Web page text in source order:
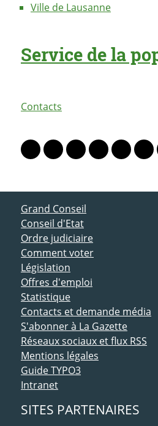
Ville de Lausanne
Service de la
Contacts
Lien vers le profil Mastodon
Lien vers le profil
Lien vers le profil
Lien vers le
Lien
ACCÈS DIRECT
Grand Conseil
Conseil d'Etat
Ordre judiciaire
Comment voter
Législation
Offres d'emploi
Statistique
Contacts et demande média
S'abonner à La Gazette
Réseaux sociaux et flux RSS
Mentions légales
Guide TYPO3
Intranet
SITES PARTENAIRES